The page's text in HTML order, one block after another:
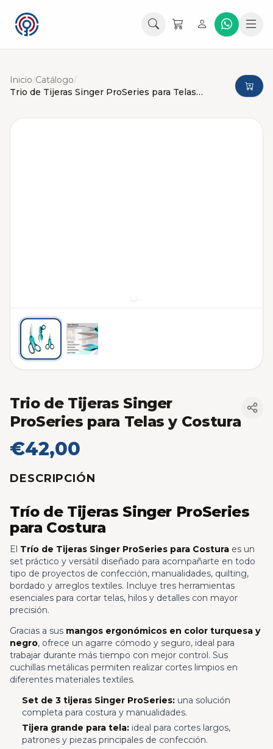
Inicio/Catálogo/
Trio de Tijeras Singer ProSeries para Telas y Costura
Trio de Tijeras Singer
ProSeries para Telas y Costura
€42,00
DESCRIPCIÓN
Trío de Tijeras Singer ProSeries
para Costura
El Trío de Tijeras Singer ProSeries para Costura es un
set práctico y versátil diseñado para acompañarte en todo
tipo de proyectos de confección, manualidades, quilting,
bordado y arreglos textiles. Incluye tres herramientas
esenciales para cortar telas, hilos y detalles con mayor
precisión.
Gracias a sus mangos ergonómicos en color turquesa y
negro, ofrece un agarre cómodo y seguro, ideal para
trabajar durante más tiempo con mejor control. Sus
cuchillas metálicas permiten realizar cortes limpios en
diferentes materiales textiles.
Set de 3 tijeras Singer ProSeries:una solución
completa para costura y manualidades.
Tijera grande para tela:ideal para cortes largos,
patrones y piezas principales de confección.